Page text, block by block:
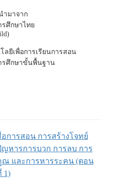
ำมาจาก
รศึกษาไทย
ลยีเพื่อการเรียนการสอน
รศึกษาขั้นพื้นฐาน
อการสอน การสร้างโจทย์
ญหารการบวก การลบ การ
ณ และการหารระคน (ตอน
1)